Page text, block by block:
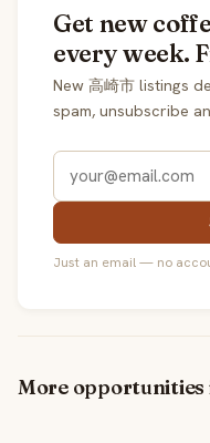
Get new
every week.
New 高崎市 listings
spam, unsubscribe
Just an email — no
More opportunities